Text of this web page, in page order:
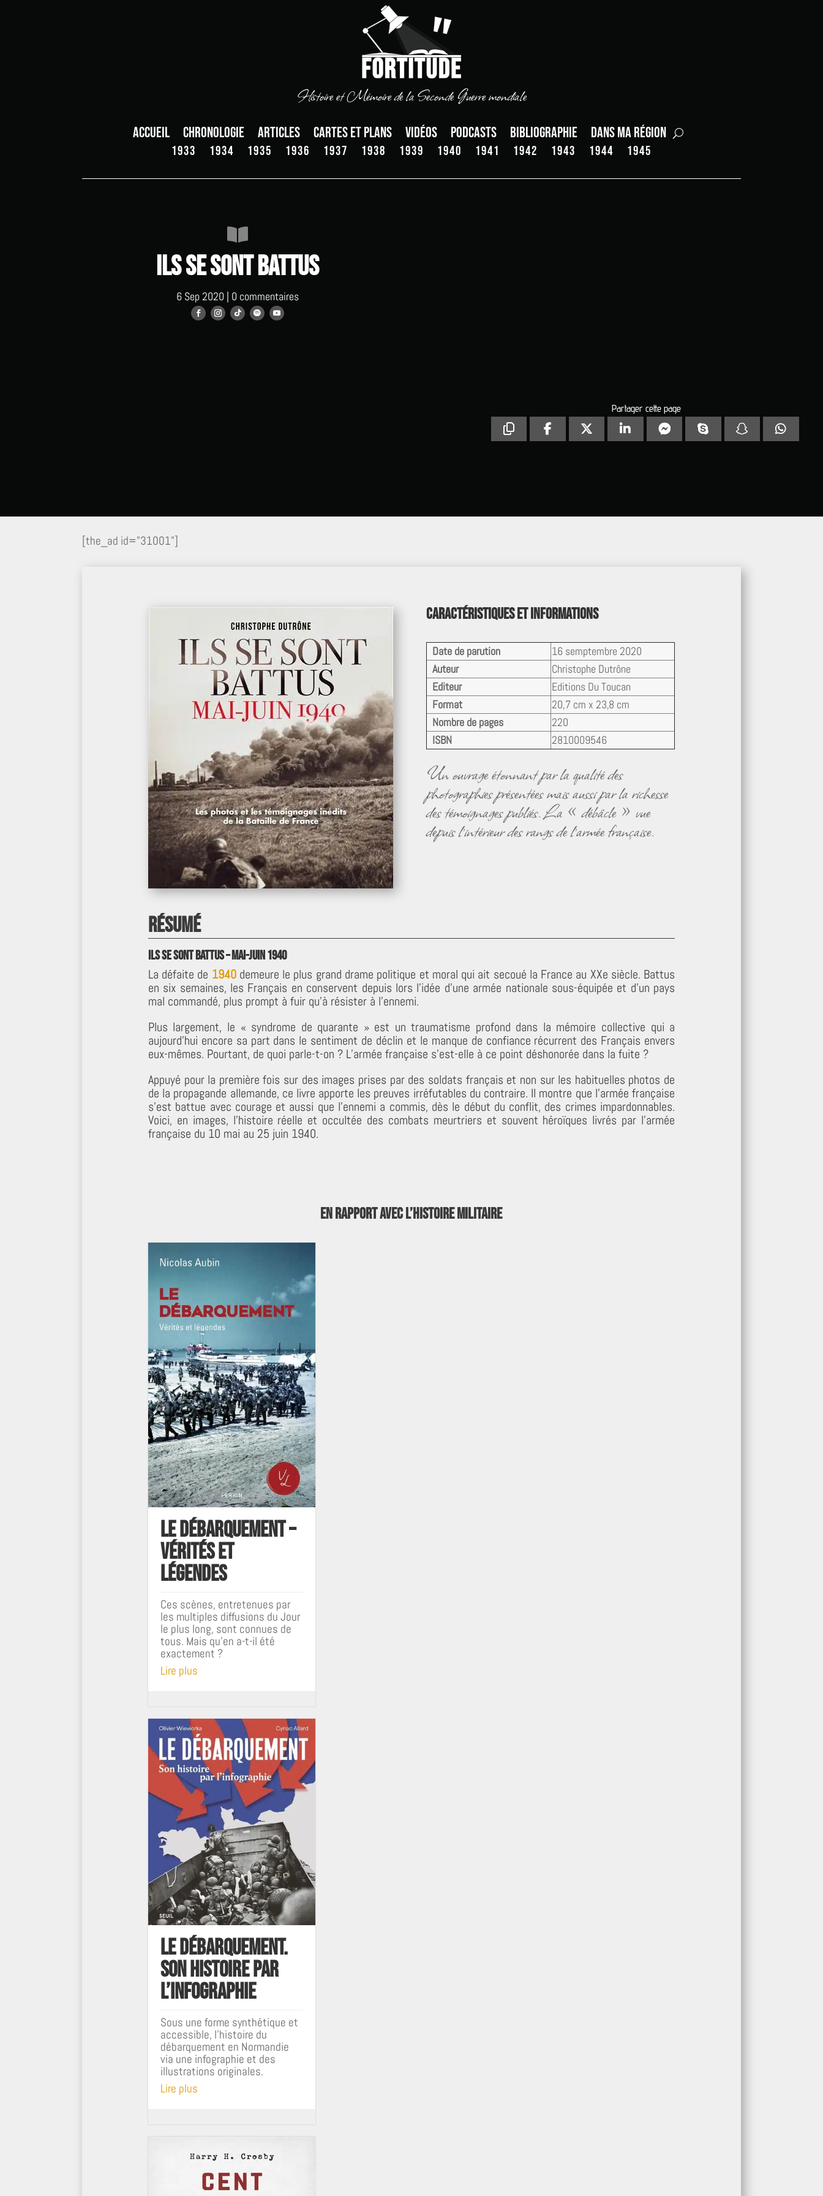
Histoire et Mémoire de la Seconde Guerre mondiale
Accueil Chronologie Articles Cartes et plans Vidéos Podcasts Bibliographie Dans ma région
1933 1934 1935 1936 1937 1938 1939 1940 1941 1942 1943 1944 1945

Ils se sont battus
6 Sep 2020 | 0 commentaires
Partager cette page
[the_ad id="31001"]
Caractéristiques et informations
Date de parution
16 semptembre 2020
Auteur
Christophe Dutrône
Editeur
Editions Du Toucan
Format
20,7 cm x 23,8 cm
Nombre de pages
220
ISBN
2810009546
Un ouvrage étonnant par la qualité des
photographies présentées mais aussi par la richesse
des témoignages publiés. La « débâcle » vue
depuis l’intérieur des rangs de l’armée française.
Résumé
Ils se sont battus – Mai-Juin 1940
La défaite de 1940demeure le plus grand drame politique et moral qui ait secoué la France au XXe siècle. Battus
en six semaines, les Français en conservent depuis lors l’idée d’une armée nationale sous-équipée et d’un pays
mal commandé, plus prompt à fuir qu’à résister à l’ennemi.
Plus largement, le « syndrome de quarante » est un traumatisme profond dans la mémoire collective qui a
aujourd’hui encore sa part dans le sentiment de déclin et le manque de confiance récurrent des Français envers
eux-mêmes. Pourtant, de quoi parle-t-on ? L’armée française s’est-elle à ce point déshonorée dans la fuite ?
Appuyé pour la première fois sur des images prises par des soldats français et non sur les habituelles photos de
de la propagande allemande, ce livre apporte les preuves irréfutables du contraire. Il montre que l’armée française
s’est battue avec courage et aussi que l’ennemi a commis, dès le début du conflit, des crimes impardonnables.
Voici, en images, l’histoire réelle et occultée des combats meurtriers et souvent héroïques livrés par l’armée
française du 10 mai au 25 juin 1940.
En rapport avec l’Histoire militaire
Le débarquement –
Vérités et
légendes
Ces scènes, entretenues par
les multiples diffusions du Jour
le plus long, sont connues de
tous. Mais qu'en a-t-il été
exactement ?
Lire plus
Le Débarquement.
Son histoire par
l’infographie
Sous une forme synthétique et
accessible, l’histoire du
débarquement en Normandie
via une infographie et des
illustrations originales.
Lire plus